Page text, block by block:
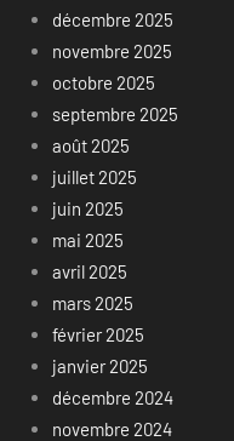
décembre 2025
novembre 2025
octobre 2025
septembre 2025
août 2025
juillet 2025
juin 2025
mai 2025
avril 2025
mars 2025
février 2025
janvier 2025
décembre 2024
novembre 2024